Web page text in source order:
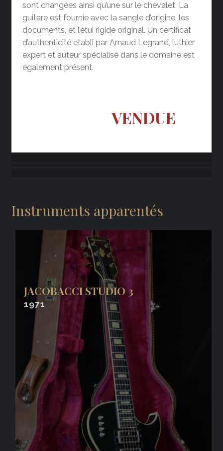
sont changées ainsi qu’une sur le chevalet. La
guitare est fournie avec la sangle d’origine, les
documents, et l’étui rigide original. Un certificat
d’authenticité établi par Arnaud Legrand, luthier
expert et auteur spécialisé dans le domaine est
également présent.
VENDUE
Instruments apparentés
JACOBACCI STUDIO 3
1971